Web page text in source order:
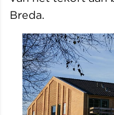
Breda.